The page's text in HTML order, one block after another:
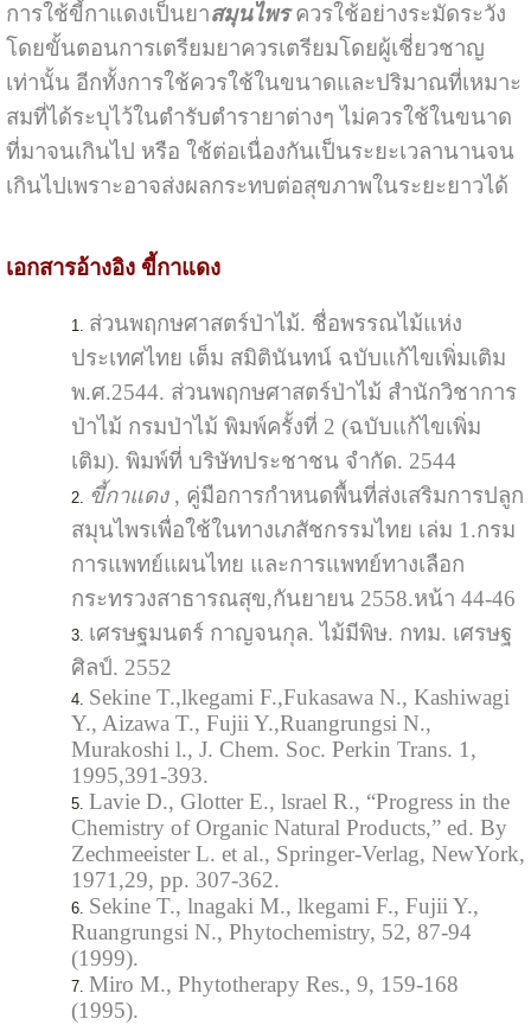
การใช้ขี้กาแดงเป็นยาสมุนไพรควรใช้อย่างระมัดระวัง
โดยขั้นตอนการเตรียมยาควรเตรียมโดยผู้เชี่ยวชาญ
เท่านั้น อีกทั้งการใช้ควรใช้ในขนาดและปริมาณที่เหมาะ
สมที่ได้ระบุไว้ในตำรับตำรายาต่างๆ ไม่ควรใช้ในขนาด
ที่มาจนเกินไป หรือ ใช้ต่อเนื่องกันเป็นระยะเวลานานจน
เกินไปเพราะอาจส่งผลกระทบต่อสุขภาพในระยะยาวได้
เอกสารอ้างอิง ขี้กาแดง
ส่วนพฤกษศาสตร์ป่าไม้. ชื่อพรรณไม้แห่ง
ประเทศไทย เต็ม สมิตินันทน์ ฉบับแก้ไขเพิ่มเติม
พ.ศ.2544. ส่วนพฤกษศาสตร์ป่าไม้ สำนักวิชาการ
ป่าไม้ กรมป่าไม้ พิมพ์ครั้งที่ 2 (ฉบับแก้ไขเพิ่ม
เติม). พิมพ์ที่ บริษัทประชาชน จำกัด. 2544
ขี้กาแดง, คู่มือการกำหนดพื้นที่ส่งเสริมการปลูก
สมุนไพรเพื่อใช้ในทางเภสัชกรรมไทย เล่ม 1.กรม
การแพทย์แผนไทย และการแพทย์ทางเลือก
กระทรวงสาธารณสุข,กันยายน 2558.หน้า 44-46
เศรษฐมนตร์ กาญจนกุล. ไม้มีพิษ. กทม. เศรษฐ
ศิลป์. 2552
Sekine T.,lkegami F.,Fukasawa N., Kashiwagi
Y., Aizawa T., Fujii Y.,Ruangrungsi N.,
Murakoshi l., J. Chem. Soc. Perkin Trans. 1,
1995,391-393.
Lavie D., Glotter E., lsrael R., “Progress in the
Chemistry of Organic Natural Products,” ed. By
Zechmeeister L. et al., Springer-Verlag, NewYork,
1971,29, pp. 307-362.
Sekine T., lnagaki M., lkegami F., Fujii Y.,
Ruangrungsi N., Phytochemistry, 52, 87-94
(1999).
Miro M., Phytotherapy Res., 9, 159-168
(1995).